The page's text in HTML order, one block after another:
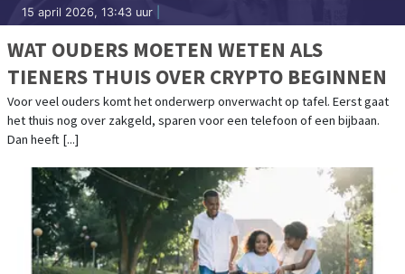
15 april 2026, 13:43 uur
WAT OUDERS MOETEN WETEN ALS
TIENERS THUIS OVER CRYPTO BEGINNEN
Voor veel ouders komt het onderwerp onverwacht op tafel. Eerst gaat
het thuis nog over zakgeld, sparen voor een telefoon of een bijbaan.
Dan heeft [...]